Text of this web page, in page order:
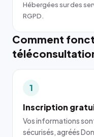
Hébergées sur des
RGPD.
Comment
1
Inscription
Vos informations
sécurisés, agréés